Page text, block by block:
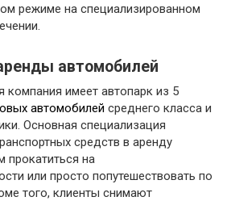
режиме на специализированном
автомобилей
имеет автопарк из 5
автомобилей среднего класса и
Основная специализация
средств в аренду
на
или просто попутешествовать по
того, клиенты снимают